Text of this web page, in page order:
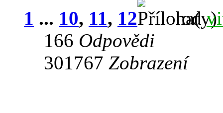
1 ... 10, 11, 12 od
166 Odpovědi
301767 Zobrazení